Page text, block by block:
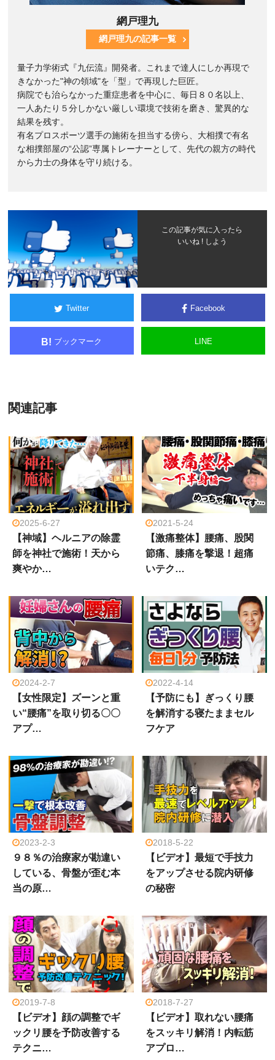
網戸理九
網戸理九の記事一覧
量子力学術式『九伝流』開発者。これまで達人にしか再現で
きなかった"神の領域"を「型」で再現した巨匠。
病院でも治らなかった重症患者を中心に、毎日８０名以上、
一人あたり５分しかない厳しい環境で技術を磨き、驚異的な
結果を残す。
有名プロスポーツ選手の施術を担当する傍ら、大相撲で有名
な相撲部屋の“公認”専属トレーナーとして、先代の親方の時代
から力士の身体を守り続ける。
この記事が気に入ったら
いいね ! しよう
Twitter Facebook
B! ブックマーク LINE
関連記事
2025-6-27
【神域】ヘルニアの除霊
師を神社で施術！天から
爽やか…
2021-5-24
【激痛整体】腰痛、股関
節痛、膝痛を撃退！超痛
いテク…
2024-2-7
【女性限定】ズーンと重
い“腰痛”を取り切る〇〇
アプ…
2022-4-14
【予防にも】ぎっくり腰
を解消する寝たままセル
フケア
2023-2-3
９８％の治療家が勘違い
している、骨盤が歪む本
当の原…
2018-5-22
【ビデオ】最短で手技力
をアップさせる院内研修
の秘密
2019-7-8
【ビデオ】顔の調整でギ
ックリ腰を予防改善する
テクニ…
2018-7-27
【ビデオ】取れない腰痛
をスッキリ解消！内転筋
アプロ…